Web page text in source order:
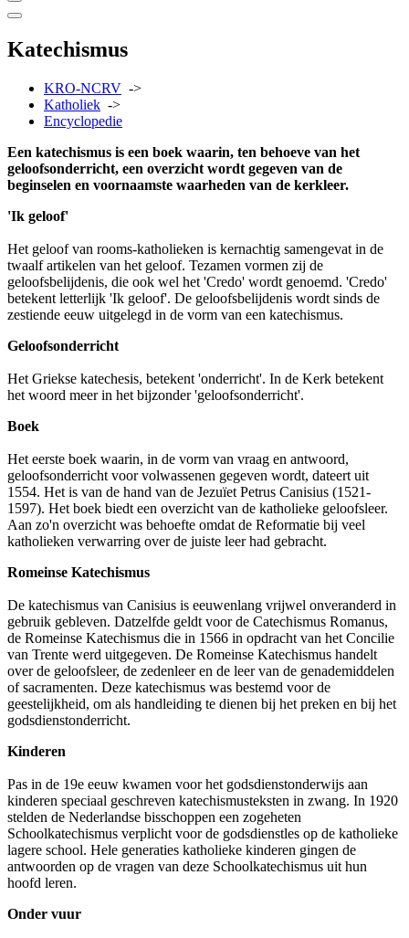
Katechismus
KRO-NCRV ->
Katholiek ->
Encyclopedie
Een katechismus is een boek waarin, ten behoeve van het
geloofsonderricht, een overzicht wordt gegeven van de
beginselen en voornaamste waarheden van de kerkleer.
'Ik geloof'
Het geloof van rooms-katholieken is kernachtig samengevat in de
twaalf artikelen van het geloof. Tezamen vormen zij de
geloofsbelijdenis, die ook wel het 'Credo' wordt genoemd. 'Credo'
betekent letterlijk 'Ik geloof'. De geloofsbelijdenis wordt sinds de
zestiende eeuw uitgelegd in de vorm van een katechismus.
Geloofsonderricht
Het Griekse katechesis, betekent 'onderricht'. In de Kerk betekent
het woord meer in het bijzonder 'geloofsonderricht'.
Boek
Het eerste boek waarin, in de vorm van vraag en antwoord,
geloofsonderricht voor volwassenen gegeven wordt, dateert uit
1554. Het is van de hand van de Jezuïet Petrus Canisius (1521-
1597). Het boek biedt een overzicht van de katholieke geloofsleer.
Aan zo'n overzicht was behoefte omdat de Reformatie bij veel
katholieken verwarring over de juiste leer had gebracht.
Romeinse Katechismus
De katechismus van Canisius is eeuwenlang vrijwel onveranderd in
gebruik gebleven. Datzelfde geldt voor de Catechismus Romanus,
de Romeinse Katechismus die in 1566 in opdracht van het Concilie
van Trente werd uitgegeven. De Romeinse Katechismus handelt
over de geloofsleer, de zedenleer en de leer van de genademiddelen
of sacramenten. Deze katechismus was bestemd voor de
geestelijkheid, om als handleiding te dienen bij het preken en bij het
godsdienstonderricht.
Kinderen
Pas in de 19e eeuw kwamen voor het godsdienstonderwijs aan
kinderen speciaal geschreven katechismusteksten in zwang. In 1920
stelden de Nederlandse bisschoppen een zogeheten
Schoolkatechismus verplicht voor de godsdienstles op de katholieke
lagere school. Hele generaties katholieke kinderen gingen de
antwoorden op de vragen van deze Schoolkatechismus uit hun
hoofd leren.
Onder vuur